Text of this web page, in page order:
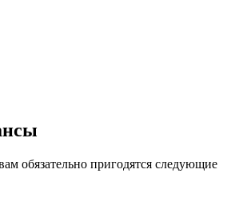
обязательно пригодятся следующие